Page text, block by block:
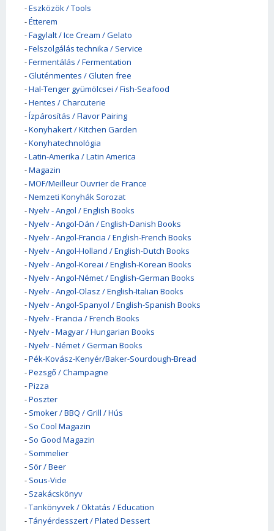
-Eszközök / Tools
-Étterem
-Fagylalt / Ice Cream / Gelato
-Felszolgálás technika / Service
-Fermentálás / Fermentation
-Gluténmentes / Gluten free
-Hal-Tenger gyümölcsei / Fish-Seafood
-Hentes / Charcuterie
-Ízpárosítás / Flavor Pairing
-Konyhakert / Kitchen Garden
-Konyhatechnológia
-Latin-Amerika / Latin America
-Magazin
-MOF/Meilleur Ouvrier de France
-Nemzeti Konyhák Sorozat
-Nyelv - Angol / English Books
-Nyelv - Angol-Dán / English-Danish Books
-Nyelv - Angol-Francia / English-French Books
-Nyelv - Angol-Holland / English-Dutch Books
-Nyelv - Angol-Koreai / English-Korean Books
-Nyelv - Angol-Német / English-German Books
-Nyelv - Angol-Olasz / English-Italian Books
-Nyelv - Angol-Spanyol / English-Spanish Books
-Nyelv - Francia / French Books
-Nyelv - Magyar / Hungarian Books
-Nyelv - Német / German Books
-Pék-Kovász-Kenyér/Baker-Sourdough-Bread
-Pezsgő / Champagne
-Pizza
-Poszter
- Smoker / BBQ / Grill / Hús
- So Cool Magazin
- So Good Magazin
- Sommelier
- Sör / Beer
- Sous-Vide
- Szakácskönyv
-Tankönyvek / Oktatás / Education
-Tányérdesszert / Plated Dessert